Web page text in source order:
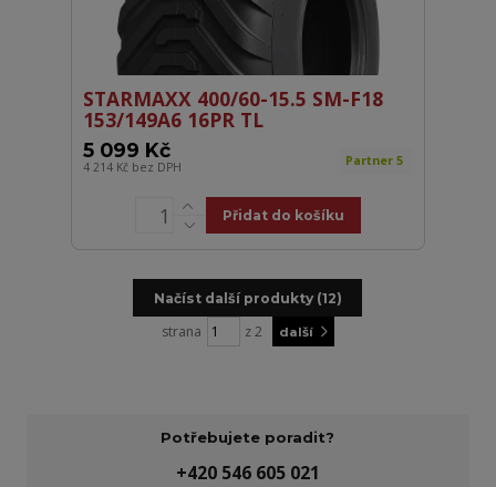
STARMAXX 400/60-15.5 SM-F18
153/149A6 16PR TL
5 099 Kč
4 214 Kč bez DPH Partner 5
Přidat do košíku
Načíst další produkty (12)
strana z 2 další
Potřebujete poradit?
+420 546 605 021